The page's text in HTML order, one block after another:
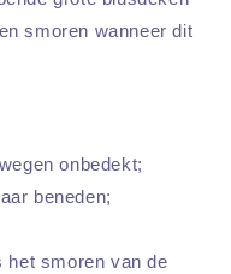
smoren wanneer dit
onbedekt;
beneden;
het smoren van de